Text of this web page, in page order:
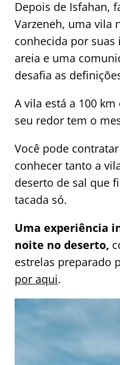
Depois de Isfahan,
Varzeneh, uma vila
conhecida por
areia e uma
desafia as
A vila está a 100
seu redor tem o
Você pode
conhecer tanto a
deserto de sal que
tacada só.
Uma experiência
noite no deserto,
estrelas preparado
por aqui.